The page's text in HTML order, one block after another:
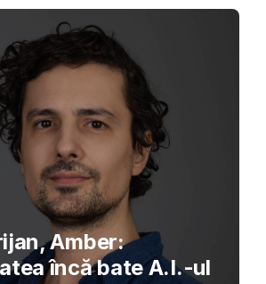
Amber:
încă bate A.I.-ul